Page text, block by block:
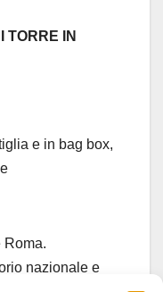
TORRE IN
e in bag box,
Roma.
nazionale e